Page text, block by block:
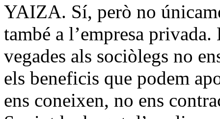
YAIZA. Sí, però no
també a l’empresa
vegades als sociòlegs no
els beneficis que podem
ens coneixen, no ens